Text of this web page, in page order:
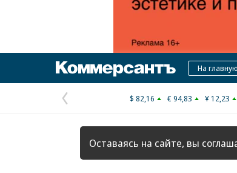
Коммерсантъ
На
Предыдущая
страница
$ 82,16 € 94,83 ¥ 12,23
Оставаясь на сайте, вы